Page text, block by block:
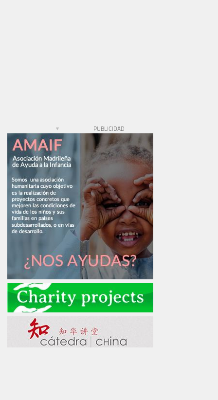
PUBLICIDAD